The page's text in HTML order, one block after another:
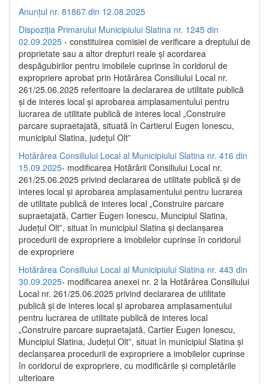
Anunțul nr. 81867 din 12.08.2025
Dispoziția Primarului Municipiului Slatina nr. 1245 din
02.09.2025 - constituirea comisiei de verificare a dreptului de
proprietate sau a altor drepturi reale și acordarea
despăgubirilor pentru imobilele cuprinse în coridorul de
expropriere aprobat prin Hotărârea Consiliului Local nr.
261/25.06.2025 referitoare la declararea de utilitate publică
și de interes local și aprobarea amplasamentului pentru
lucrarea de utilitate publică de interes local „Construire
parcare supraetajată, situată în Cartierul Eugen Ionescu,
municipiul Slatina, județul Olt”
Hotărârea Consiliului Local al Municipiului Slatina nr. 416 din
15.09.2025- modificarea Hotărârii Consiliului Local nr.
261/25.06.2025 privind declararea de utilitate publică și de
interes local și aprobarea amplasamentului pentru lucrarea
de utilitate publică de interes local „Construire parcare
supraetajată, Cartier Eugen Ionescu, Muncipiul Slatina,
Județul Olt”, situat în municipiul Slatina și declanșarea
procedurii de expropriere a imobilelor cuprinse în coridorul
de expropriere
Hotărârea Consiliului Local al Municipiului Slatina nr. 443 din
30.09.2025- modificarea anexei nr. 2 la Hotărârea Consiliului
Local nr. 261/25.06.2025 privind declararea de utilitate
publică şi de interes local şi aprobarea amplasamentului
pentru lucrarea de utilitate publică de interes local
„Construire parcare supraetajată, Cartier Eugen Ionescu,
Muncipiul Slatina, Judeţul Olt”, situat în municipiul Slatina şi
declanşarea procedurii de expropriere a imobilelor cuprinse
în coridorul de expropriere, cu modificările şi completările
ulterioare